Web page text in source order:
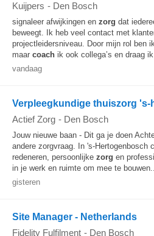
Kuijpers - Den Bosch
signaleer afwijkingen en zorg dat
beweegt. Ik heb veel contact met
projectleidersniveau. Door mijn rol ben
maar coach ik ook collega’s en draag
vandaag
Verpleegkundige thuiszorg
Actief Zorg - Den Bosch
Jouw nieuwe baan - Dit ga je doen
andere zorgvraag. In 's-Hertogenbosch
redeneren, persoonlijke zorg en
in je werk en ruimte om mee te
gisteren
Site Manager - Netherlands
Fidelity Fulfilment - Den Bosch